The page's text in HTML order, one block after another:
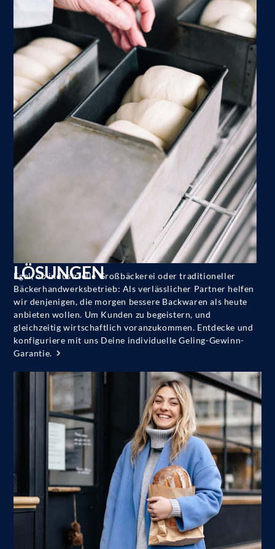
LÖSUNGEN
Egal, ob industrielle Großbäckerei oder traditioneller
Bäckerhandwerksbetrieb: Als verlässlicher Partner helfen
wir denjenigen, die morgen bessere Backwaren als heute
anbieten wollen. Um Kunden zu begeistern, und
gleichzeitig wirtschaftlich voranzukommen. Entdecke und
konfiguriere mit uns Deine individuelle Geling-Gewinn-
Garantie.